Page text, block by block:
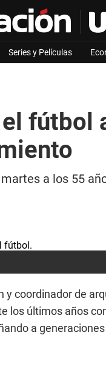
Series y Películas
fútbol
a los 55
y coordinador de
los últimos años
a